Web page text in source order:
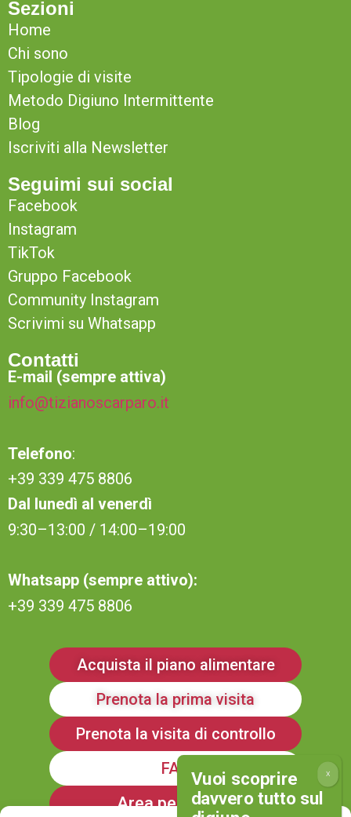
Sezioni
Home
Chi sono
Tipologie di visite
Metodo Digiuno Intermittente
Blog
Iscriviti alla Newsletter
Seguimi sui social
Facebook
Instagram
TikTok
Gruppo Facebook
Community Instagram
Scrivimi su Whatsapp
Contatti
E-mail (sempre attiva)
info@tizianoscarparo.it
Telefono:
+39 339 475 8806
Dal lunedì al venerdì
9:30–13:00 / 14:00–19:00
Whatsapp (sempre attivo):
+39 339 475 8806
Acquista il piano alimentare
Prenota la prima visita
Prenota la visita di controllo
FAQ
Area personale